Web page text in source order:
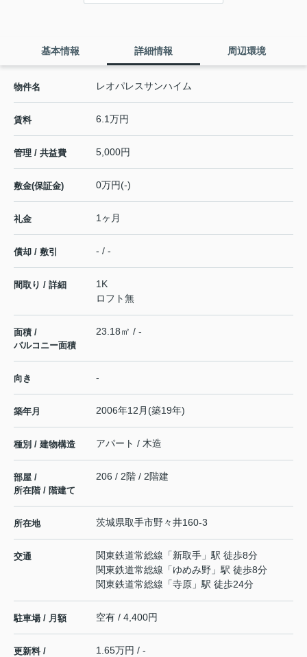
基本情報 詳細情報 周辺環境
物件名 レオパレスサンハイム
賃料 6.1万円
管理 / 共益費 5,000円
敷金(保証金) 0万円(-)
礼金 1ヶ月
償却 / 敷引 - / -
間取り / 詳細
1K
ロフト無
面積 /
バルコニー面積
23.18㎡ / -
向き -
築年月 2006年12月(築19年)
種別 / 建物構造 アパート / 木造
部屋 /
所在階 / 階建て
206 / 2階 / 2階建
所在地 茨城県取手市野々井160-3
交通 関東鉄道常総線 「新取手 」駅 徒歩8分
関東鉄道常総線 「ゆめみ野 」駅 徒歩8分
関東鉄道常総線 「寺原 」駅 徒歩24分
駐車場 / 月額 空有 / 4,400円
更新料 /
1.65万円 / -